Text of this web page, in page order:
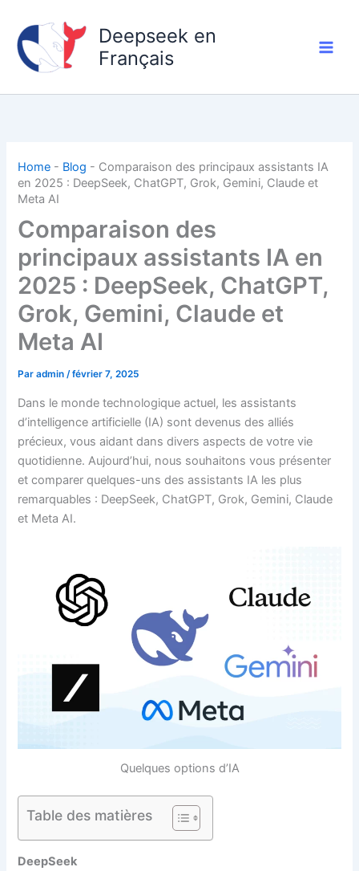
contenu
Deepseek en
Français
Home - Blog - Comparaison des principaux assistants IA
en 2025 : DeepSeek, ChatGPT, Grok, Gemini, Claude et
Meta AI
Comparaison des
principaux assistants IA en
2025 : DeepSeek, ChatGPT,
Grok, Gemini, Claude et
Meta AI
Paradmin/février 7, 2025
Dans le monde technologique actuel, les assistants
d’intelligence artificielle (IA) sont devenus des alliés
précieux, vous aidant dans divers aspects de votre vie
quotidienne. Aujourd’hui, nous souhaitons vous présenter
et comparer quelques-uns des assistants IA les plus
remarquables : DeepSeek, ChatGPT, Grok, Gemini, Claude
et Meta AI.
Quelques options d’IA
Table des matières
DeepSeek